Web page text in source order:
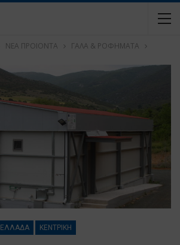
ΝΕΑ ΠΡΟΙΟΝΤΑ ΓΑΛΑ & ΡΟΦΗΜΑΤΑ
ΕΛΛΑΔΑ ΚΕΝΤΡΙΚΗ